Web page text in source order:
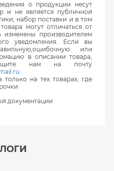
о продукции несут
и не является публичной
набор поставки и в том
могут отличаться от
изменены производителем
уведомления. Если вы
или
в описании товара,
нам на почту
только на тех товарах, где
документации